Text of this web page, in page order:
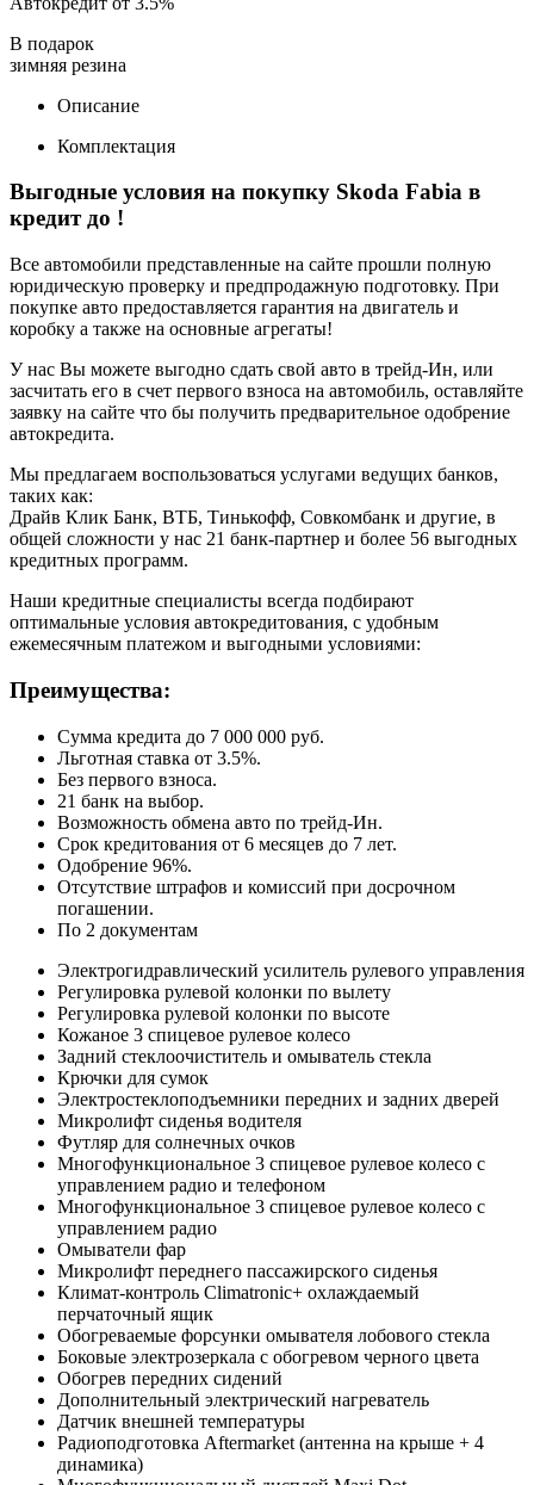
В подарок
зимняя резина
Описание
Комплектация
Выгодные условия на покупку Skoda Fabia в
кредит до !
Все автомобили представленные на сайте прошли полную
юридическую проверку и предпродажную подготовку. При
покупке авто предоставляется гарантия на двигатель и
коробку а также на основные агрегаты!
У нас Вы можете выгодно сдать свой авто в трейд-Ин, или
засчитать его в счет первого взноса на автомобиль, оставляйте
заявку на сайте что бы получить предварительное одобрение
автокредита.
Мы предлагаем воспользоваться услугами ведущих банков,
таких как:
Драйв Клик Банк, ВТБ, Тинькофф, Совкомбанк и другие, в
общей сложности у нас 21 банк-партнер и более 56 выгодных
кредитных программ.
Наши кредитные специалисты всегда подбирают
оптимальные условия автокредитования, с удобным
ежемесячным платежом и выгодными условиями:
Преимущества:
Сумма кредита до 7 000 000 руб.
Льготная ставка от 3.5%.
Без первого взноса.
21 банк на выбор.
Возможность обмена авто по трейд-Ин.
Срок кредитования от 6 месяцев до 7 лет.
Одобрение 96%.
Отсутствие штрафов и комиссий при досрочном
погашении.
По 2 документам
Электрогидравлический усилитель рулевого управления
Регулировка рулевой колонки по вылету
Регулировка рулевой колонки по высоте
Кожаное 3 спицевое рулевое колесо
Задний стеклоочиститель и омыватель стекла
Крючки для сумок
Электростеклоподъемники передних и задних дверей
Микролифт сиденья водителя
Футляр для солнечных очков
Многофункциональное 3 спицевое рулевое колесо с
управлением радио и телефоном
Многофункциональное 3 спицевое рулевое колесо с
управлением радио
Омыватели фар
Микролифт переднего пассажирского сиденья
Климат-контроль Climatronic+ oхлаждаемый
перчаточный ящик
Обогреваемые форсунки омывателя лобового стекла
Боковые электрозеркала с обогревом черного цвета
Обогрев передних сидений
Дополнительный электрический нагреватель
Датчик внешней температуры
Радиоподготовка Aftermarket (антенна на крыше + 4
динамика)